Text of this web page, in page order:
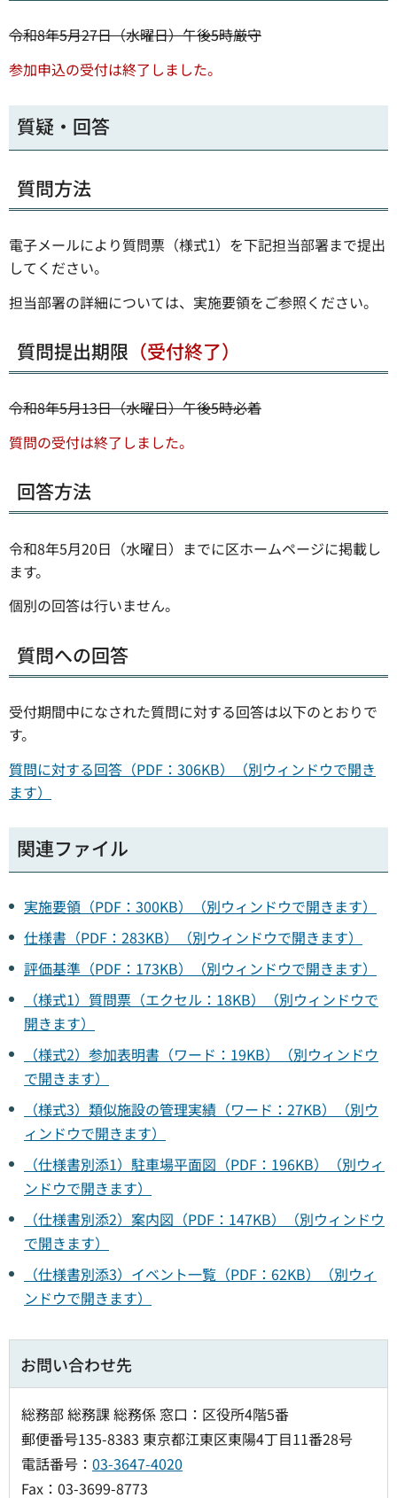
令和8年5月27日（水曜日）午後5時厳守
参加申込の受付は終了しました。
質疑・回答
質問方法
電子メールにより質問票（様式1）を下記担当部署まで提出
してください。
担当部署の詳細については、実施要領をご参照ください。
質問提出期限 （受付終了）
令和8年5月13日（水曜日）午後5時必着
質問の受付は終了しました。
回答方法
令和8年5月20日（水曜日）までに区ホームページに掲載し
ます。
個別の回答は行いません。
質問への回答
受付期間中になされた質問に対する回答は以下のとおりで
す。
質問に対する回答（PDF：306KB）（別ウィンドウで開き
ます）
関連ファイル
実施要領（PDF：300KB）（別ウィンドウで開きます）
仕様書（PDF：283KB）（別ウィンドウで開きます）
評価基準（PDF：173KB）（別ウィンドウで開きます）
（様式1）質問票（エクセル：18KB）（別ウィンドウで
開きます）
（様式2）参加表明書（ワード：19KB）（別ウィンドウ
で開きます）
（様式3）類似施設の管理実績（ワード：27KB）（別ウ
ィンドウで開きます）
（仕様書別添1）駐車場平面図（PDF：196KB）（別ウィ
ンドウで開きます）
（仕様書別添2）案内図（PDF：147KB）（別ウィンドウ
で開きます）
（仕様書別添3）イベント一覧（PDF：62KB）（別ウィ
ンドウで開きます）
お問い合わせ先
総務部 総務課 総務係 窓口：区役所4階5番
郵便番号135-8383 東京都江東区東陽4丁目11番28号
電話番号： 03-3647-4020
Fax：03-3699-8773